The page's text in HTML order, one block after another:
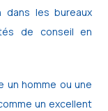
les bureaux
de conseil en
homme ou une
un excellent